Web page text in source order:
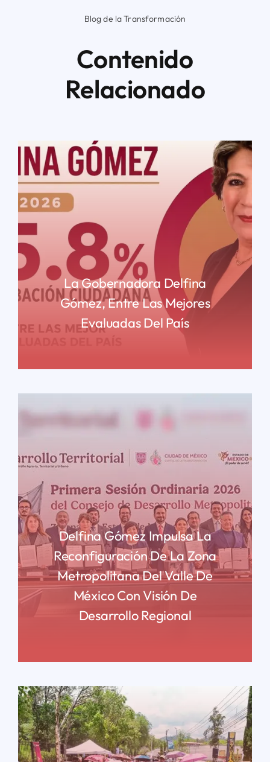
Blog de la Transformación
Contenido
Relacionado
La Gobernadora Delfina
Gómez, Entre Las Mejores
Evaluadas Del País
Delfina Gómez Impulsa La
Reconfiguración De La Zona
Metropolitana Del Valle De
México Con Visión De
Desarrollo Regional